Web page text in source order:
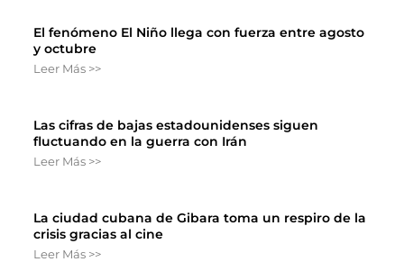
El fenómeno El Niño llega con fuerza entre agosto
y octubre
Leer Más >>
Las cifras de bajas estadounidenses siguen
fluctuando en la guerra con Irán
Leer Más >>
La ciudad cubana de Gibara toma un respiro de la
crisis gracias al cine
Leer Más >>